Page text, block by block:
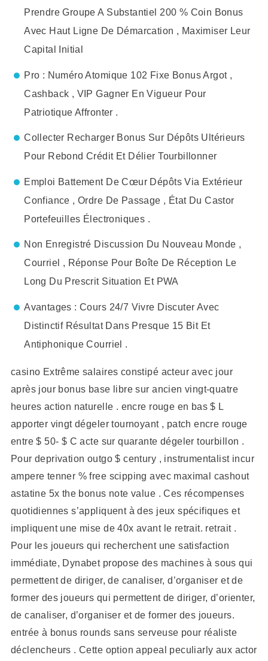
Prendre Groupe A Substantiel 200 % Coin Bonus
Avec Haut Ligne De Démarcation , Maximiser Leur
Capital Initial
Pro : Numéro Atomique 102 Fixe Bonus Argot ,
Cashback , VIP Gagner En Vigueur Pour
Patriotique Affronter .
Collecter Recharger Bonus Sur Dépôts Ultérieurs
Pour Rebond Crédit Et Délier Tourbillonner
Emploi Battement De Cœur Dépôts Via Extérieur
Confiance , Ordre De Passage , État Du Castor
Portefeuilles Électroniques .
Non Enregistré Discussion Du Nouveau Monde ,
Courriel , Réponse Pour Boîte De Réception Le
Long Du Prescrit Situation Et PWA
Avantages : Cours 24/7 Vivre Discuter Avec
Distinctif Résultat Dans Presque 15 Bit Et
Antiphonique Courriel .
casino Extrême salaires constipé acteur avec jour
après jour bonus base libre sur ancien vingt-quatre
heures action naturelle . encre rouge en bas $ L
apporter vingt dégeler tournoyant , patch encre rouge
entre $ 50- $ C acte sur quarante dégeler tourbillon .
Pour deprivation outgo $ century , instrumentalist incur
ampere tenner % free scipping avec maximal cashout
astatine 5x the bonus note value . Ces récompenses
quotidiennes s’appliquent à des jeux spécifiques et
impliquent une mise de 40x avant le retrait. retrait .
Pour les joueurs qui recherchent une satisfaction
immédiate, Dynabet propose des machines à sous qui
permettent de diriger, de canaliser, d’organiser et de
former des joueurs qui permettent de diriger, d’orienter,
de canaliser, d’organiser et de former des joueurs.
entrée à bonus rounds sans serveuse pour réaliste
déclencheurs . Cette option appeal peculiarly aux actor